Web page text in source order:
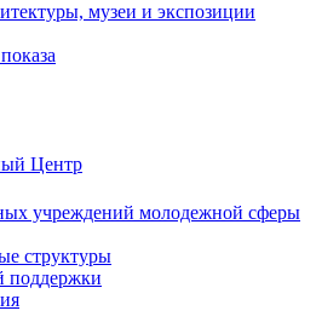
музеи и экспозиции
Центр
учреждений молодежной сферы
структуры
поддержки